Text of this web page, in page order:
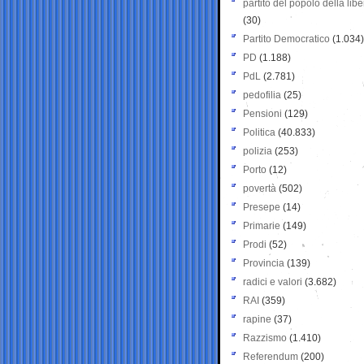
partito del popolo della
(30)
Partito Democratico (1.034)
PD (1.188)
PdL (2.781)
pedofilia (25)
Pensioni (129)
Politica (40.833)
polizia (253)
Porto (12)
povertà (502)
Presepe (14)
Primarie (149)
Prodi (52)
Provincia (139)
radici e valori (3.682)
RAI (359)
rapine (37)
Razzismo (1.410)
Referendum (200)